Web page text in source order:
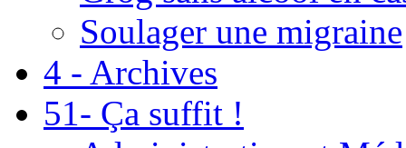
Soulager une migraine
4 - Archives
51- Ça suffit !